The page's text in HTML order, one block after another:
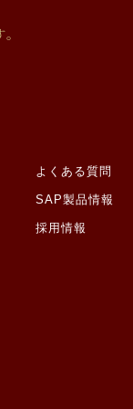
る機関から、個人情
監督いたします。
ません。ただし、ご本
な案件情報提供のた
よくある質問
SAP製品情報
採用情報